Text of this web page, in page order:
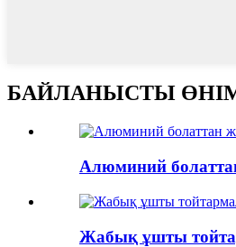
БАЙЛАНЫСТЫ
Алюминий
Жабық ұшты